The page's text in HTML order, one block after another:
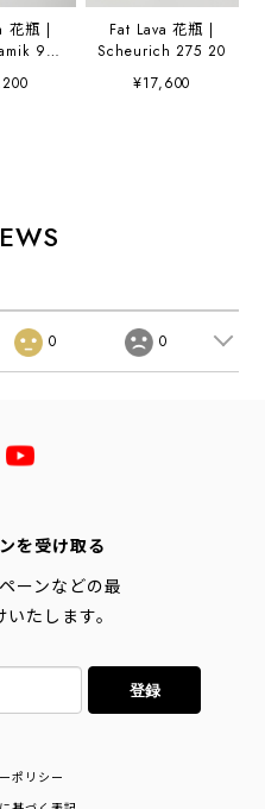
花瓶 |
95
Fat Lava 花瓶 |
Scheurich 275 20
¥17,600
0 0
を受け取る
ーンなどの最
たします。
登録
ポリシー